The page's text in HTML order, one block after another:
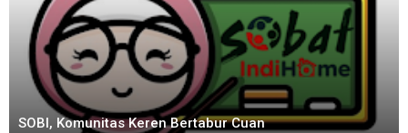
SOBI, Komunitas Keren Bertabur Cuan